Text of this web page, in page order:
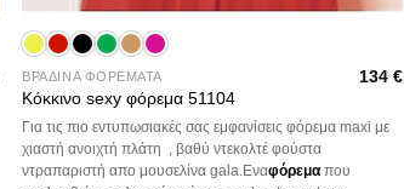
ΒΡΑΔΙΝΑ ΦΟΡΕΜΑΤΑ
Κόκκινο sexy φόρεμα 51104
134€
Για τις πιο εντυπωσιακές σας εμφανίσεις φόρεμα maxi με
χιαστή ανοιχτή πλάτη , βαθύ ντεκολτέ φούστα
ντραπαριστή απο μουσελίνα gala.Eναφόρεμα που